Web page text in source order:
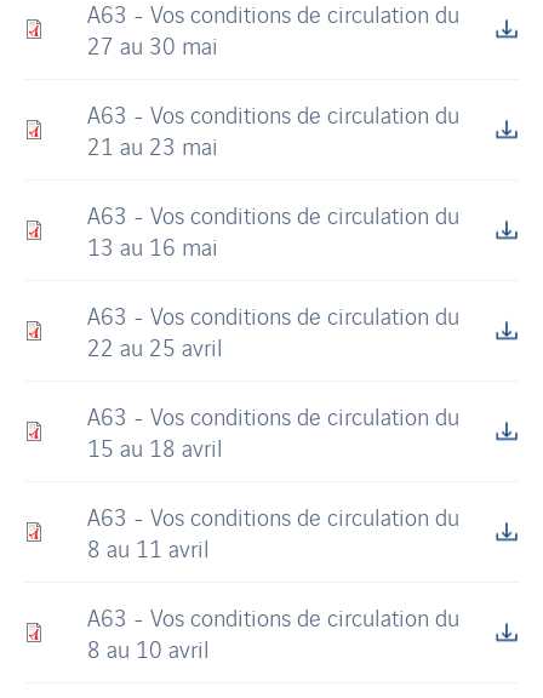
A63 - Vos conditions de circulation du
27 au 30 mai
A63 - Vos conditions de circulation du
21 au 23 mai
A63 - Vos conditions de circulation du
13 au 16 mai
A63 - Vos conditions de circulation du
22 au 25 avril
A63 - Vos conditions de circulation du
15 au 18 avril
A63 - Vos conditions de circulation du
8 au 11 avril
A63 - Vos conditions de circulation du
8 au 10 avril